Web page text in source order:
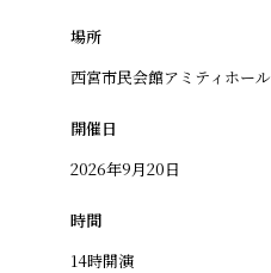
場所
西宮市民会館アミティホール
開催日
2026年9月20日
時間
14時開演